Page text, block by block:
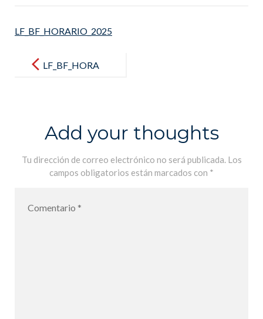
LF_BF_HORARIO_2025
navigationLF_BF_HORA
Add your thoughts
Tu dirección de correo electrónico no será publicada. Los
campos obligatorios están marcados con *